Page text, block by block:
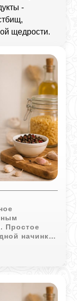
-
щедрости.
Простое
начинки
к